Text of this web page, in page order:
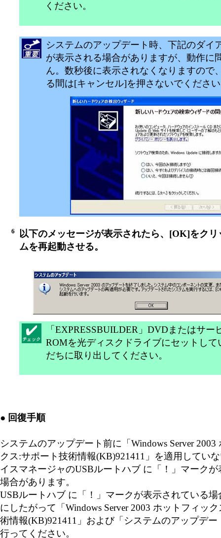
ください。
システムのアップデート時、下記のダイ
が表示される場合がありますが、動作に
ん。数秒後に表示されなくなりますので
る間は[キャンセル]を押さないでくださ
6
以下のメッセージが表示されたら、[OK]をク
ムを再起動させる。
「EXPRESSBUILDER」DVDまたはサー
ROMを光ディスクドライブにセットして
だちに取り出してください。
● 回復手順
システムのアップデート前に「Windows Server 2003
クス:サポート技術情報(KB)921411」を適用してい
イスマネージャのUSBルートハブ に「！」マーク
場合があります。
USBルートハブ に「！」マークが表示されている
にしたがって「Windows Server 2003 ホットフィッ
術情報(KB)921411」および「システムのアップデー
行ってください。